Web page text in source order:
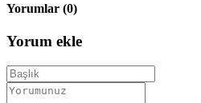
Yorumlar (0)
Yorum ekle